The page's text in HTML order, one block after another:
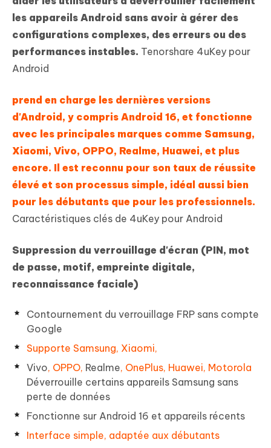
les appareils Android sans avoir à gérer des
configurations complexes, des erreurs ou des
performances instables. Tenorshare 4uKey pour
Android
prend en charge les dernières versions
d'Android, y compris Android 16, et fonctionne
avec les principales marques comme Samsung,
Xiaomi, Vivo, OPPO, Realme, Huawei, et plus
encore. Il est reconnu pour son taux de réussite
élevé et son processus simple, idéal aussi bien
pour les débutants que pour les professionnels.
Caractéristiques clés de 4uKey pour Android
Suppression du verrouillage d'écran (PIN, mot
de passe, motif, empreinte digitale,
reconnaissance faciale)
Contournement du verrouillage FRP sans compte
Google
Supporte Samsung, Xiaomi,
Vivo, OPPO, Realme, OnePlus, Huawei, Motorola
Déverrouille certains appareils Samsung sans
perte de données
Fonctionne sur Android 16 et appareils récents
Interface simple, adaptée aux débutants